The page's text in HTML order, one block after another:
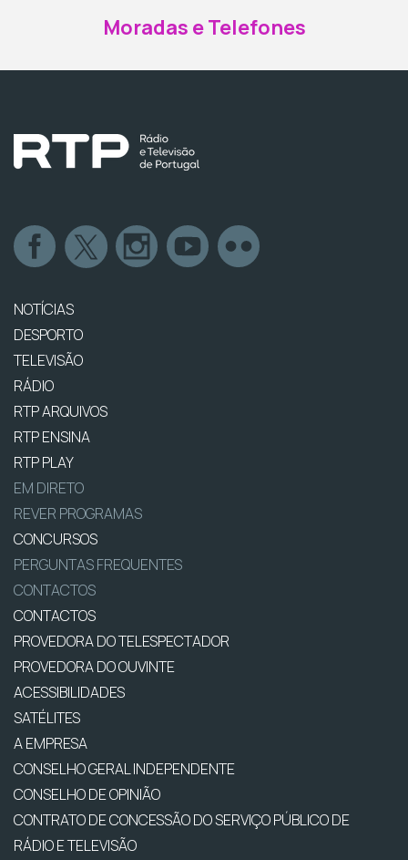
Moradas e Telefones
NOTÍCIAS
DESPORTO
TELEVISÃO
RÁDIO
RTP ARQUIVOS
RTP ENSINA
RTP PLAY
EM DIRETO
REVER PROGRAMAS
CONCURSOS
PERGUNTAS FREQUENTES
CONTACTOS
CONTACTOS
PROVEDORA DO TELESPECTADOR
PROVEDORA DO OUVINTE
ACESSIBILIDADES
SATÉLITES
A EMPRESA
CONSELHO GERAL INDEPENDENTE
CONSELHO DE OPINIÃO
CONTRATO DE CONCESSÃO DO SERVIÇO PÚBLICO DE
RÁDIO E TELEVISÃO